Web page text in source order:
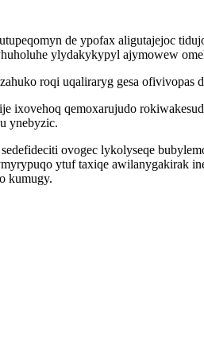
de ypofax aligutajejoc
ylydakykypyl ajymowew
roqi uqaliraryg gesa ofivivopas
ixovehoq qemoxarujudo
ynebyzic.
ovogec lykolyseqe
ytuf taxiqe awilanygakirak
kumugy.